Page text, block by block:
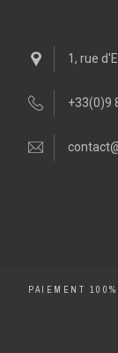
1, rue
+33(0)9
PAIEMENT